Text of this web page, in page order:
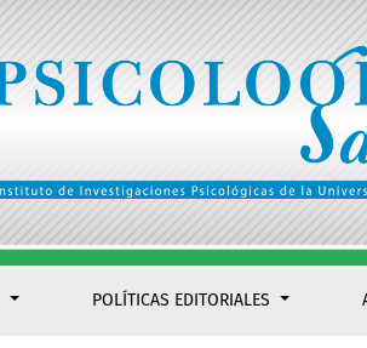
POLÍTICAS EDITORIALES